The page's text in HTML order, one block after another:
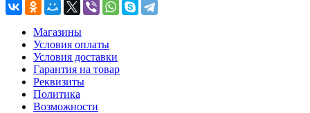
Магазины
Условия оплаты
Условия доставки
Гарантия на товар
Реквизиты
Политика
Возможности